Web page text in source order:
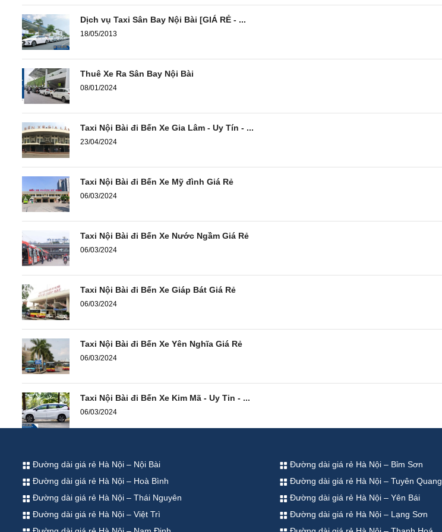
Dịch vụ Taxi Sân Bay Nội Bài [GIÁ RẺ - ...
18/05/2013
Thuê Xe Ra Sân Bay Nội Bài
08/01/2024
Taxi Nội Bài đi Bến Xe Gia Lâm - Uy Tín - ...
23/04/2024
Taxi Nội Bài đi Bến Xe Mỹ đình Giá Rẻ
06/03/2024
Taxi Nội Bài đi Bến Xe Nước Ngầm Giá Rẻ
06/03/2024
Taxi Nội Bài đi Bến Xe Giáp Bát Giá Rẻ
06/03/2024
Taxi Nội Bài đi Bến Xe Yên Nghĩa Giá Rẻ
06/03/2024
Taxi Nội Bài đi Bến Xe Kim Mã - Uy Tin - ...
06/03/2024
Đường dài giá rẻ Hà Nội – Nội Bài
Đường dài giá rẻ Hà Nội – Hoà Bình
Đường dài giá rẻ Hà Nội – Thái Nguyên
Đường dài giá rẻ Hà Nội – Việt Trì
Đường dài giá rẻ Hà Nội – Bỉm Sơn
Đường dài giá rẻ Hà Nội – Tuyên Quang
Đường dài giá rẻ Hà Nội – Yên Bái
Đường dài giá rẻ Hà Nội – Lạng Sơn